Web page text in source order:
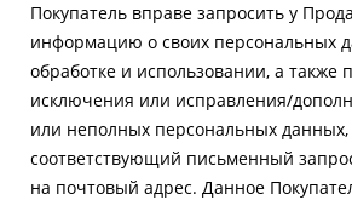
Покупатель вправе запросить у
информацию о своих персональных
обработке и использовании, а также
исключения или исправления/
или неполных персональных
соответствующий письменный
на почтовый адрес. Данное